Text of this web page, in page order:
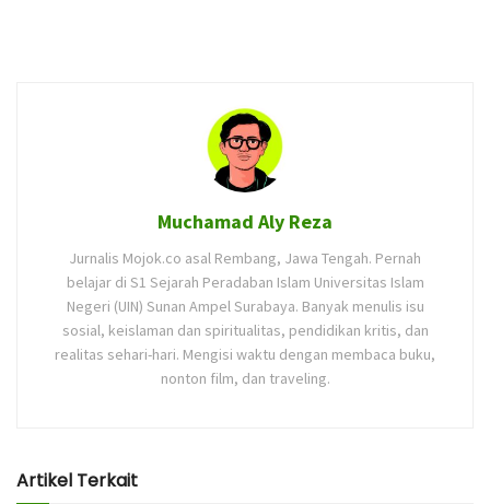
Muchamad Aly Reza
Jurnalis Mojok.co asal Rembang, Jawa Tengah. Pernah
belajar di S1 Sejarah Peradaban Islam Universitas Islam
Negeri (UIN) Sunan Ampel Surabaya. Banyak menulis isu
sosial, keislaman dan spiritualitas, pendidikan kritis, dan
realitas sehari-hari. Mengisi waktu dengan membaca buku,
nonton film, dan traveling.
Artikel Terkait